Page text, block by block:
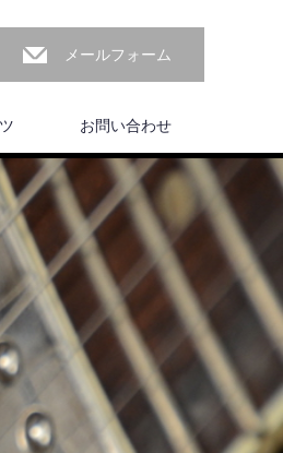
メールフォーム
お問い合わせ